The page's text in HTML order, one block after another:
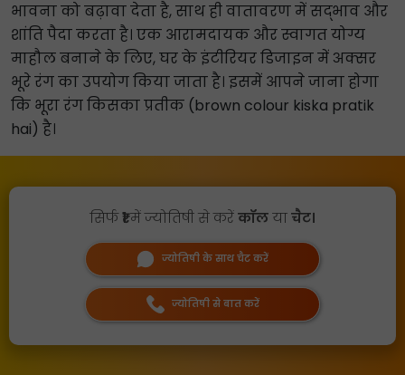
भावना को बढ़ावा देता है, साथ ही वातावरण में सद्भाव और
शांति पैदा करता है। एक आरामदायक और स्वागत योग्य
माहौल बनाने के लिए, घर के इंटीरियर डिजाइन में अक्सर
भूरे रंग का उपयोग किया जाता है। इसमें आपने जाना होगा
कि भूरा रंग किसका प्रतीक (brown colour kiska pratik
hai) है।
सिर्फ₹1में ज्योतिषी से करेंकॉलयाचैट।
ज्योतिषी के साथ चैट करें
ज्योतिषी से बात करें